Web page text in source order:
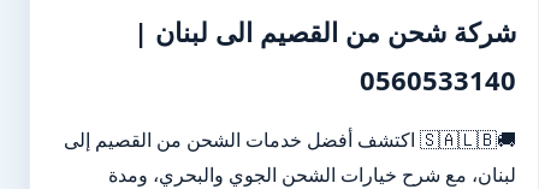
شركة شحن من القصيم الى لبنان |
0560533140
🚚🇸🇦🇱🇧 اكتشف أفضل خدمات الشحن من القصيم إلى
لبنان، مع شرح خيارات الشحن الجوي والبحري، ومدة